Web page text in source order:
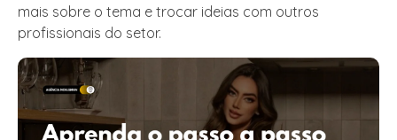
mais sobre o tema e trocar ideias com outros
profissionais do setor.